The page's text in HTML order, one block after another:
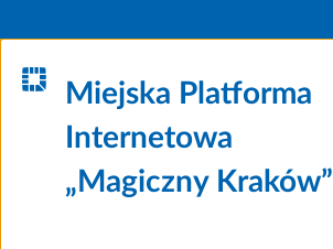
Miejska Platforma
Internetowa
„Magiczny Kraków”